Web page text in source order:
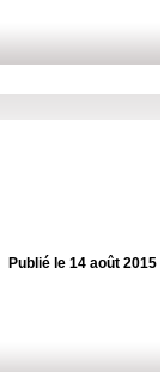
Publié le 14 août 2015